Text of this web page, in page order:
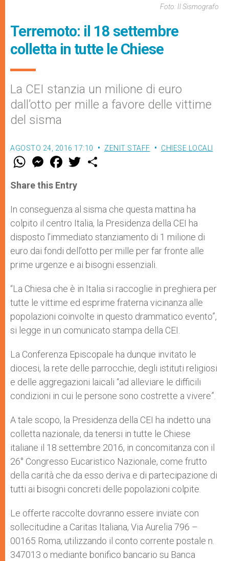
Foto: Il Sismografo
Terremoto: il 18 settembre
colletta in tutte le Chiese
La CEI stanzia un milione di euro
dall’otto per mille a favore delle vittime
del sisma
AGOSTO 24, 2016 17:10 ZENIT STAFF CHIESE LOCALI
W
t
s
p
p
M
e
s
e
g
e
r
F
a
e
b
o
k
w
r
Share this Entry
In conseguenza al sisma che questa mattina ha
colpito il centro Italia, la Presidenza della CEI ha
disposto l’immediato stanziamento di 1 milione di
euro dai fondi dell’otto per mille per far fronte alle
prime urgenze e ai bisogni essenziali.
“La Chiesa che è in Italia si raccoglie in preghiera per
tutte le vittime ed esprime fraterna vicinanza alle
popolazioni coinvolte in questo drammatico evento”,
si legge in un comunicato stampa della CEI.
La Conferenza Episcopale ha dunque invitato le
diocesi, la rete delle parrocchie, degli istituti religiosi
e delle aggregazioni laicali “ad alleviare le difficili
condizioni in cui le persone sono costrette a vivere”.
A tale scopo, la Presidenza della CEI ha indetto una
colletta nazionale, da tenersi in tutte le Chiese
italiane il 18 settembre 2016, in concomitanza con il
26° Congresso Eucaristico Nazionale, come frutto
della carità che da esso deriva e di partecipazione di
tutti ai bisogni concreti delle popolazioni colpite.
Le offerte raccolte dovranno essere inviate con
sollecitudine a Caritas Italiana, Via Aurelia 796 –
00165 Roma, utilizzando il conto corrente postale n.
347013 o mediante bonifico bancario su Banca